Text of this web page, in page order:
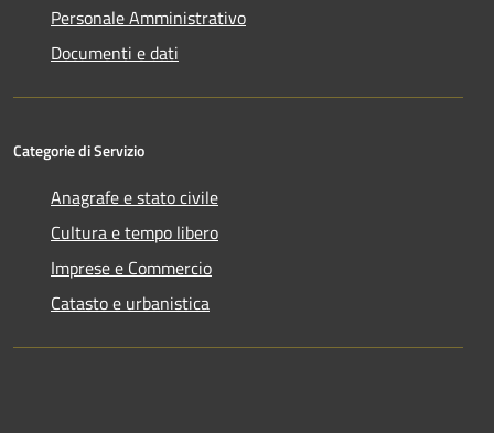
Personale Amministrativo
Documenti e dati
Categorie di Servizio
Anagrafe e stato civile
Cultura e tempo libero
Imprese e Commercio
Catasto e urbanistica